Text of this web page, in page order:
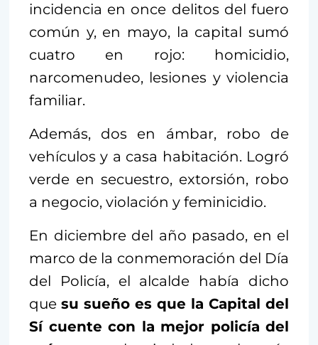
incidencia en once delitos del fuero
común y, en mayo, la capital sumó
cuatro en rojo: homicidio,
narcomenudeo, lesiones y violencia
familiar.
Además, dos en ámbar, robo de
vehículos y a casa habitación. Logró
verde en secuestro, extorsión, robo
a negocio, violación y feminicidio.
En diciembre del año pasado, en el
marco de la conmemoración del Día
del Policía, el alcalde había dicho
que su sueño es que la Capital del
Sí cuente con la mejor policía del